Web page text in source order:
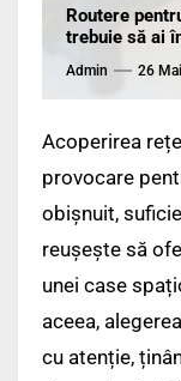
Routere
trebuie să ai
Admin 26
Acoperirea
provocare
obișnuit,
reușește să
unei case
aceea,
cu atenție,